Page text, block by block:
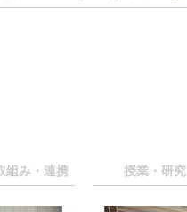
組み・連携 授業・研究